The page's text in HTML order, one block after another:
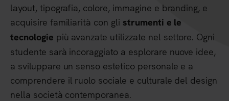
layout, tipografia, colore, immagine e branding, e
acquisire familiarità con gli strumenti e le
tecnologie più avanzate utilizzate nel settore. Ogni
studente sarà incoraggiato a esplorare nuove idee,
a sviluppare un senso estetico personale e a
comprendere il ruolo sociale e culturale del design
nella società contemporanea.